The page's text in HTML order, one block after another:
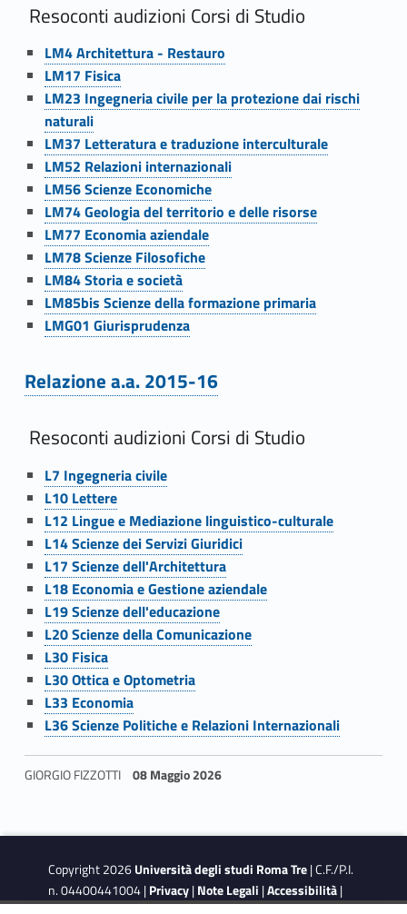
t
i
m
e
n
t
i
Resoconti audizioni Corsi di Studio
Link identifier #identifier__3703-58
LM4 Architettura - Restauro
Link identifier #identifier__61064-59
LM17 Fisica
Link identifier #identifier__137820-60
LM23 Ingegneria civile per la protezione dai rischi
naturali
Link identifier #identifier__25292-61
LM37 Letteratura e traduzione interculturale
Link identifier #identifier__139346-62
LM52 Relazioni internazionali
Link identifier #identifier__35713-63
LM56 Scienze Economiche
Link identifier #identifier__178548-64
LM74 Geologia del territorio e delle risorse
Link identifier #identifier__100725-65
LM77 Economia aziendale
Link identifier #identifier__182324-66
LM78 Scienze Filosofiche
Link identifier #identifier__134155-67
LM84 Storia e società
Link identifier #identifier__85426-68
LM85bis Scienze della formazione primaria
Link identifier #identifier__180841-69
LMG01 Giurisprudenza
Link identifier #identifier__170783-70
Relazione a.a. 2015-16
Resoconti audizioni Corsi di Studio
Link identifier #identifier__31355-71
L7 Ingegneria civile
Link identifier #identifier__168521-72
L10 Lettere
Link identifier #identifier__164574-73
L12 Lingue e Mediazione linguistico-culturale
Link identifier #identifier__75905-74
L14 Scienze dei Servizi Giuridici
Link identifier #identifier__160206-75
L17 Scienze dell'Architettura
Link identifier #identifier__169250-76
L18 Economia e Gestione aziendale
Link identifier #identifier__158736-77
L19 Scienze dell'educazione
Link identifier #identifier__175174-78
L20 Scienze della Comunicazione
Link identifier #identifier__154192-79
L30 Fisica
Link identifier #identifier__73191-80
L30 Ottica e Optometria
Link identifier #identifier__117699-81
L33 Economia
Link identifier #identifier__174535-82
L36 Scienze Politiche e Relazioni Internazionali
GIORGIO FIZZOTTI 08 Maggio 2026
Copyright 2026Università degli studi Roma Tre| C.F./P.I.
n. 04400441004 |Privacy|Note Legali |Accessibilità|